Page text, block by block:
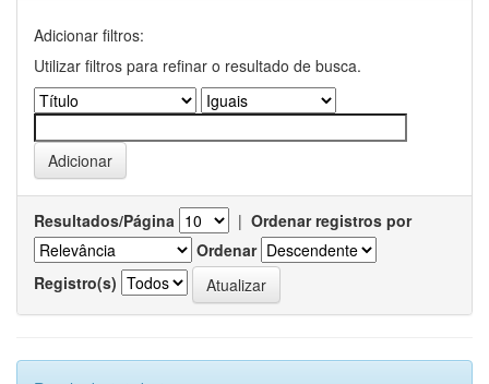
Adicionar filtros:
Utilizar filtros para refinar o resultado de busca.
Resultados/Página | Ordenar registros por
Ordenar
Registro(s)